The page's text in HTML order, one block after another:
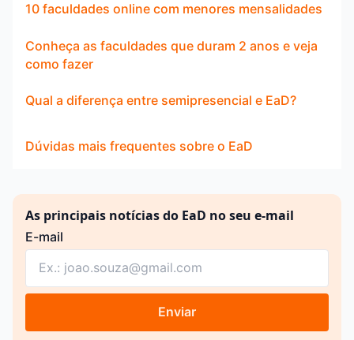
10 faculdades online com menores mensalidades
Conheça as faculdades que duram 2 anos e veja
como fazer
Qual a diferença entre semipresencial e EaD?
Dúvidas mais frequentes sobre o EaD
As principais notícias do EaD no seu e-mail
E-mail
Enviar